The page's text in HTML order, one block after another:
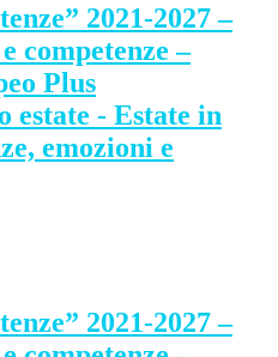
2021-2027 –
competenze –
Plus
estate - Estate in
emozioni e
2021-2027 –